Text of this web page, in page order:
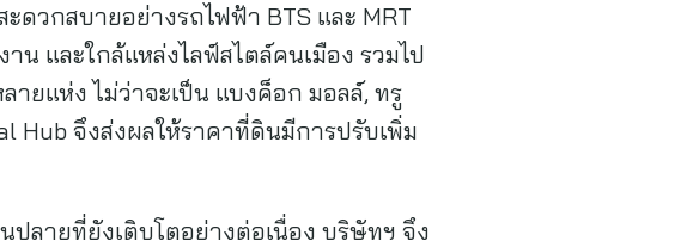
ดวกสบายอย่างรถไฟฟ้า BTS และ MRT
น และใกล้แหล่งไลฟ์สไตล์คนเมือง รวมไป
ยแห่ง ไม่ว่าจะเป็น แบงค็อก มอลล์, ทรู
Hub จึงส่งผลให้ราคาที่ดินมีการปรับเพิ่ม
ลายที่ยังเติบโตอย่างต่อเนื่อง บริษัทฯ จึง